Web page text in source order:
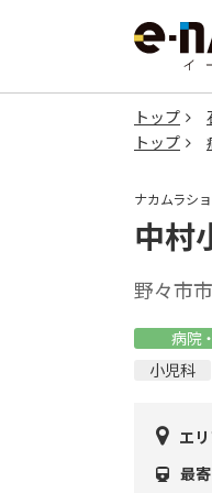
トップ
トップ
ナカムラシ
中村
野々市
病院
小児科
エ
最